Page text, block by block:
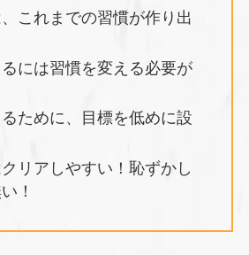
これまでの習慣が作り出
には習慣を変える必要が
ために、目標を低めに設
リアしやすい！恥ずかし
！